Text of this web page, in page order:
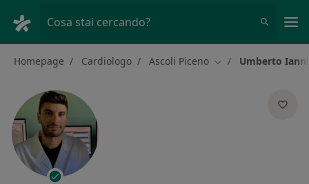
Cosa stai cercando?
Homepage Cardiologo Ascoli Piceno Cambia città
Umberto Ianni